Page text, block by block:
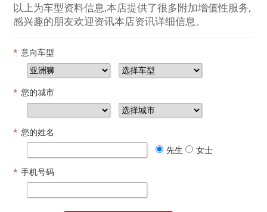
以上为车型资料信息,本店提供了很多附加增值性服务,
感兴趣的朋友欢迎资讯本店资讯详细信息。
* 意向车型
* 您的城市
* 您的姓名
先生
女士
* 手机号码